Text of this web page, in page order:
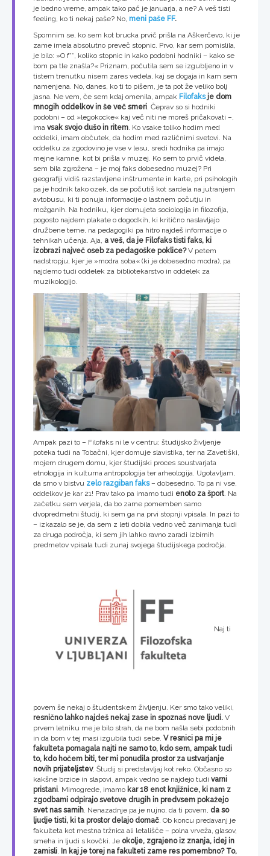
je bedno vreme, ampak tako pač je januarja, a ne? A veš tisti
feeling, ko ti nekaj paše? No, meni paše FF.
Spomnim se, ko sem kot brucka prvič prišla na Aškerčevo, ki je
zame imela absolutno preveč stopnic. Prvo, kar sem pomislila,
je bilo: »O f**, koliko stopnic in kako podobni hodniki – kako se
bom pa tle znašla?« Priznam, počutila sem se izgubljeno in v
tistem trenutku nisem zares vedela, kaj se dogaja in kam sem
namenjena. No, danes, ko ti to pišem, je ta pot že veliko bolj
jasna. Ne vem, če sem kdaj omenila, ampak Filofaksje dom
mnogih oddelkov in še več smeri. Čeprav so si hodniki
podobni – od »legokocke« kaj več niti ne moreš pričakovati –,
ima vsak svojo dušo in ritem. Ko vsake toliko hodim med
oddelki, imam občutek, da hodim med različnimi svetovi. Na
oddelku za zgodovino je vse v lesu, sredi hodnika pa imajo
mejne kamne, kot bi prišla v muzej. Ko sem to prvič videla,
sem bila zgrožena – je moj faks dobesedno muzej? Pri
geografiji vidiš razstavljene inštrumente in karte, pri psihologih
pa je hodnik tako ozek, da se počutiš kot sardela na jutranjem
avtobusu, ki ti ponuja informacije o lastnem počutju in
možganih. Na hodniku, kjer domujeta sociologija in filozofija,
pogosto najdem plakate o dogodkih, ki kritično naslavljajo
družbene teme, na pedagogiki pa hitro najdeš informacije o
tehnikah učenja. Aja, a veš, da je Filofaks tisti faks, ki
izobrazi največ oseb za pedagoške poklice?V petem
nadstropju, kjer je »modra soba« (ki je dobesedno modra), pa
najdemo tudi oddelek za bibliotekarstvo in oddelek za
muzikologijo.
Ampak pazi to – Filofaks ni le v centru; študijsko življenje
poteka tudi na Tobačni, kjer domuje slavistika, ter na Zavetiški,
mojem drugem domu, kjer študijski proces soustvarjata
etnologija in kulturna antropologija ter arheologija. Ugotavljam,
da smo v bistvu zelo razgiban faks– dobesedno. To pa ni vse,
oddelkov je kar 21! Prav tako pa imamo tudi enoto za šport. Na
začetku sem verjela, da bo zame pomemben samo
dvopredmetni študij, ki sem ga na prvi stopnji vpisala. In pazi to
– izkazalo se je, da sem z leti dobila vedno več zanimanja tudi
za druga področja, ki sem jih lahko ravno zaradi izbirnih
predmetov vpisala tudi zunaj svojega študijskega področja.
Naj ti
povem še nekaj o študentskem življenju. Ker smo tako veliki,
resnično lahko najdeš nekaj zase in spoznaš nove ljudi. V
prvem letniku me je bilo strah, da ne bom našla sebi podobnih
in da bom v tej masi izgubila tudi sebe. V resnici pa mi je
fakulteta pomagala najti ne samo to, kdo sem, ampak tudi
to, kdo hočem biti, ter mi ponudila prostor za ustvarjanje
novih prijateljstev. Študij si predstavljaj kot reko. Občasno so
kakšne brzice in slapovi, ampak vedno se najdejo tudi varni
pristani . Mimogrede, imamo kar 18 enot knjižnice, ki nam z
zgodbami odpirajo svetove drugih in predvsem pokažejo
svet nas samih . Nenazadnje pa je nujno, da ti povem, da so
ljudje tisti, ki ta prostor delajo domač . Ob koncu predavanj je
fakulteta kot mestna tržnica ali letališče – polna vrveža, glasov,
smeha in ljudi s kovčki. Je okolje, zgrajeno iz znanja, idej in
zamisli In kaj je torej na fakulteti zame res pomembno? To,